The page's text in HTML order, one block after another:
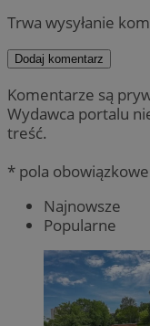
Trwa wysyłanie
Dodaj komentarz
Komentarze są
Wydawca portalu
treść.
* pola obowiązkowe
Najnowsze
Popularne